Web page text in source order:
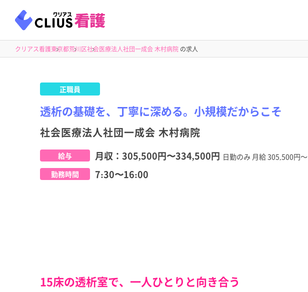
クリアス看護東京都荒川区社会医療法人社団一成会 木村病院 の求人
正職員
透析の基礎を、丁寧に深める。小規模だからこそ
社会医療法人社団一成会 木村病院
給与 月収： 305,500円〜334,500円 日勤のみ 月給 305,500円～
勤務時間
7:30〜16:00
15床の透析室で、一人ひとりと向き合う